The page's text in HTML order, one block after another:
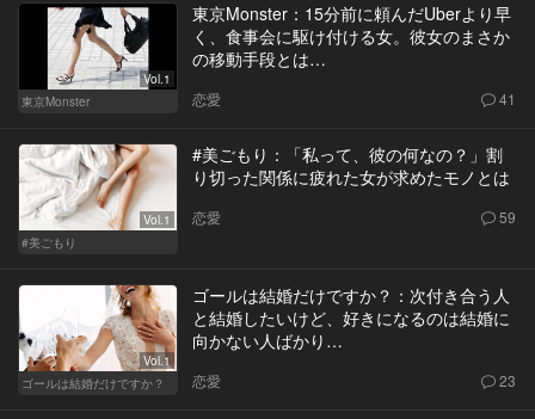
Vol.1
東京Monster
東京Monster：15分前に頼んだUberより早
く、食事会に駆け付ける女。彼女のまさか
の移動手段とは…
恋愛 41
Vol.1
#美ごもり
#美ごもり：「私って、彼の何なの？」割
り切った関係に疲れた女が求めたモノとは
恋愛 59
Vol.1
ゴールは結婚だけですか？
ゴールは結婚だけですか？：次付き合う人
と結婚したいけど、好きになるのは結婚に
向かない人ばかり…
恋愛 23